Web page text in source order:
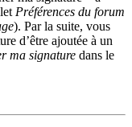
Préférences du forum
). Par la suite, vous
d’être ajoutée à un
ma signature dans le